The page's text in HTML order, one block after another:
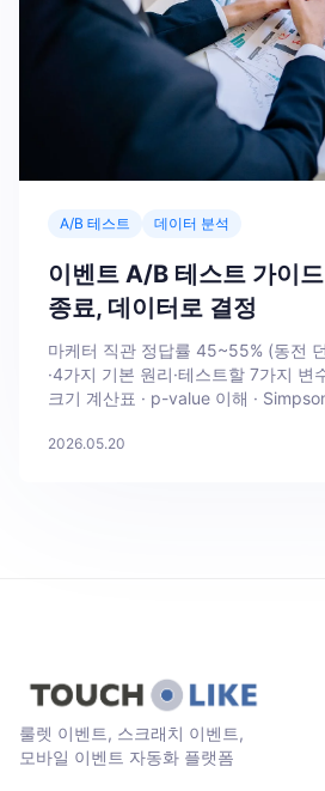
A/B 테스트 데이터 분석
이벤트 A/B 테스트 가이
종료, 데이터로 결정
마케터 직관 정답률 45~55% (동전
·4가지 기본 원리·테스트할 7가지 변
크기 계산표 · p-value 이해 ·
2026.05.20
룰렛 이벤트, 스크래치 이벤트,
모바일 이벤트 자동화 플랫폼